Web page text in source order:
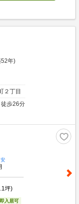
年)
２丁目
歩26分
坪)
即入居可